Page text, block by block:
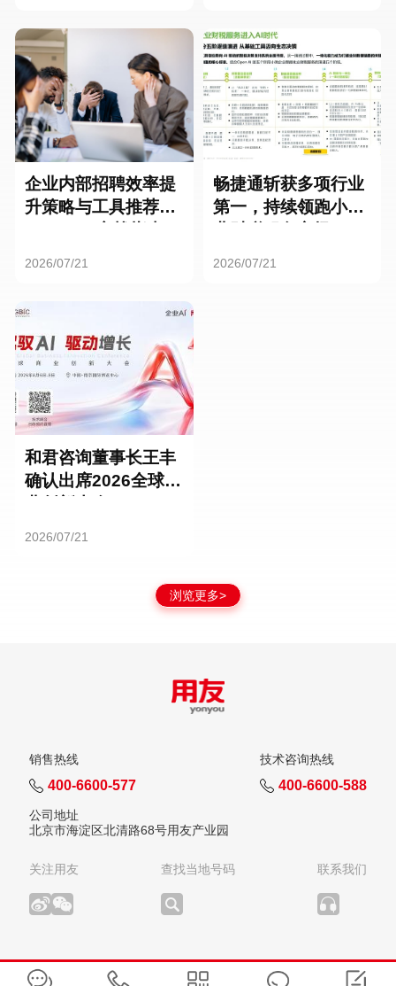
企业内部招聘效率提
升策略与工具推荐：
2026/07/21
畅捷通斩获多项行业
第一，持续领跑小微
2026/07/21
和君咨询董事长王丰
确认出席2026全球商
2026/07/21
浏览更多>
销售热线
400-6600-577
技术咨询热线
400-6600-588
公司地址
北京市海淀区北清路68号用友产业园
关注用友 查找当地号码 联系我们
版权所有：用友网络科技股份有限公司